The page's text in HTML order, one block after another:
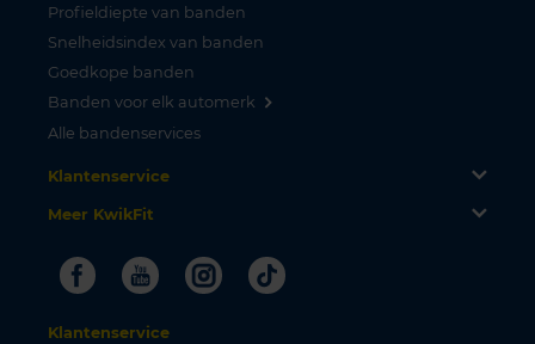
Profieldiepte van banden
Snelheidsindex van banden
Goedkope banden
Banden voor elk automerk
Alle bandenservices
Klantenservice
Meer KwikFit
FacebookYoutubeInstagram
Tiktok
Klantenservice